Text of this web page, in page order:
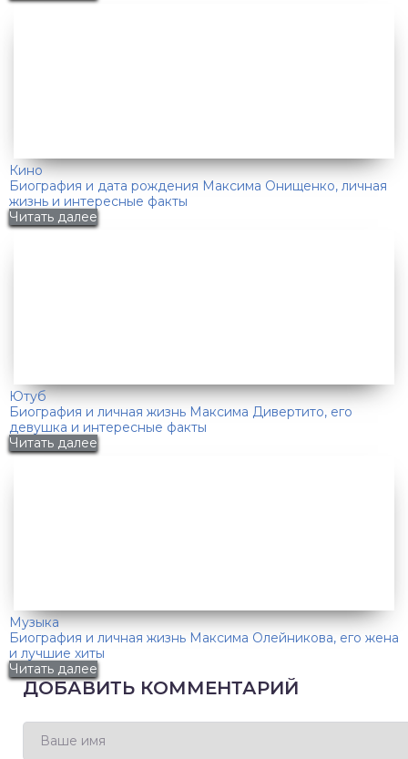
Кино
Биография и дата рождения Максима Онищенко, личная
жизнь и интересные факты
Читать далее
Ютуб
Биография и личная жизнь Максима Дивертито, его
девушка и интересные факты
Читать далее
Музыка
Биография и личная жизнь Максима Олейникова, его жена
и лучшие хиты
Читать далее
ДОБАВИТЬ КОММЕНТАРИЙ